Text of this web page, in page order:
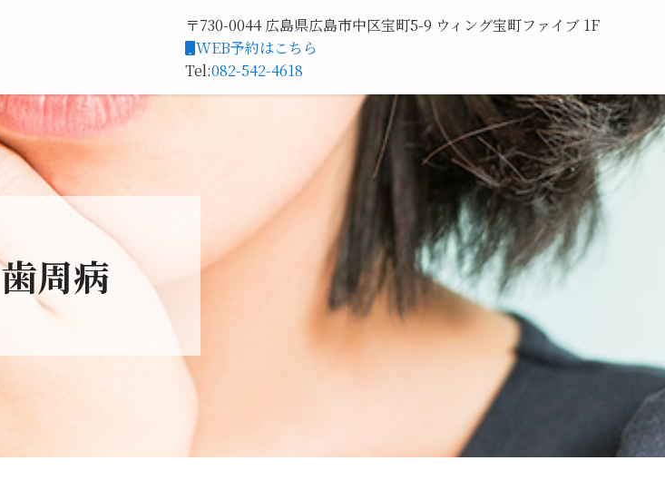
〒730-0044 広島県広島市中区宝町5-9 ウィング宝町ファイブ 1F
WEB予約はこちら
Tel:082-542-4618
歯周病